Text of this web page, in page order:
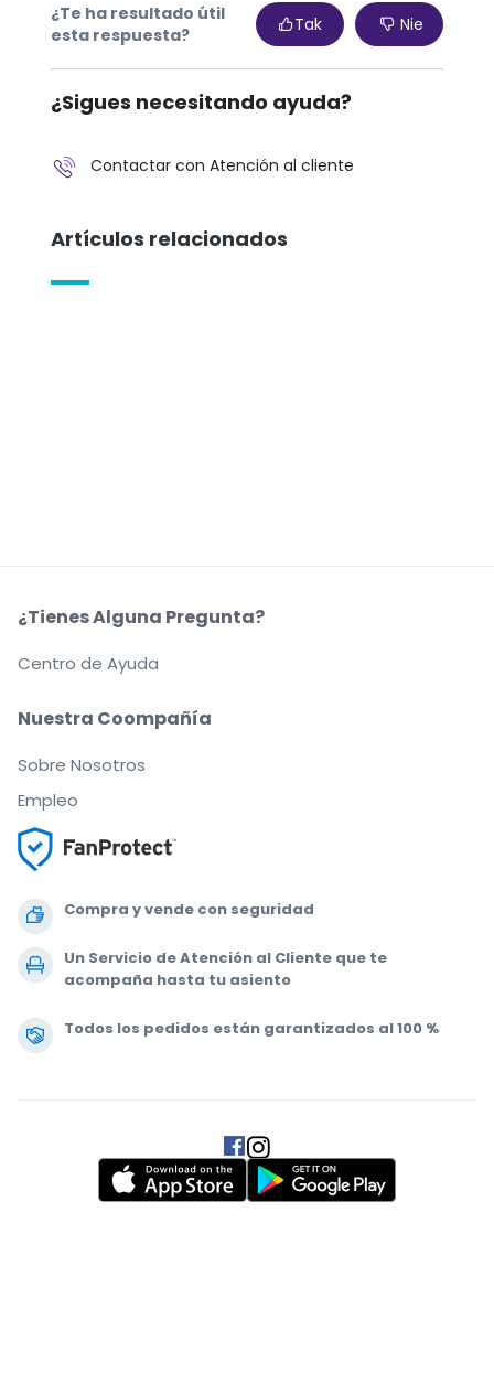
¿Te ha resultado útil
esta respuesta?
Tak Nie
¿Sigues necesitando ayuda?
Contactar con Atención al cliente
Artículos relacionados
Compra y vende con seguridad
Un Servicio de Atención al Cliente que te
acompaña hasta tu asiento
Todos los pedidos están garantizados al 100 %
Nuestra Coompañía
Sobre Nosotros
Empleo
¿Tienes Alguna Pregunta?
Centro de Ayuda
.
.
.